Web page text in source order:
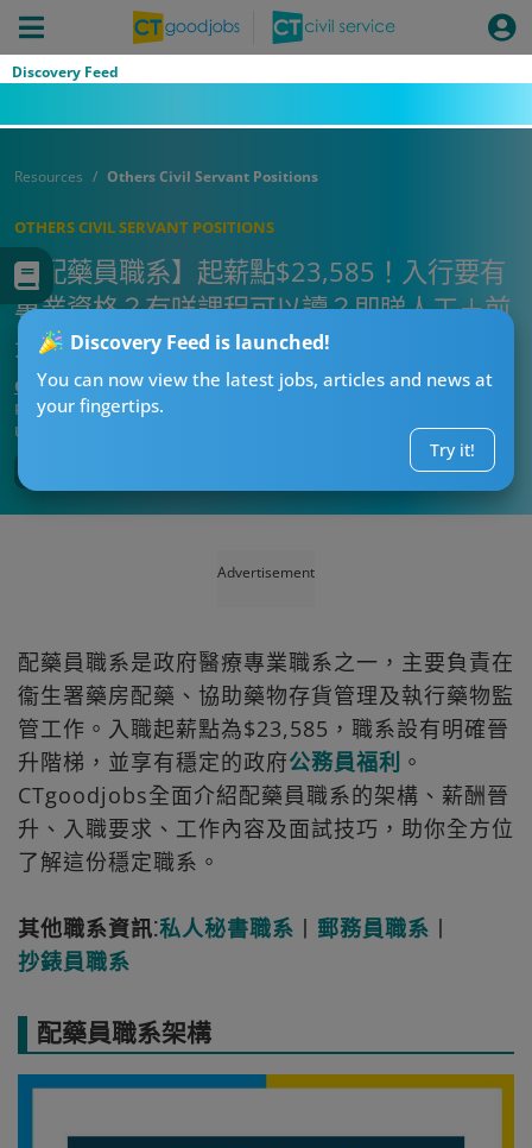
Discovery Feed
Discovery Feed is launched!
You can now view the latest jobs, articles and news at
your fingertips.
Try it!
Resources Others Civil Servant Positions
OTHERS CIVIL SERVANT POSITIONS
【配藥員職系】起薪點$23,585！入行要有
專業資格？有咩課程可以讀？即睇人工＋前
景＋工作內容懶人包！
CTgoodjobs’ Editor
Published:2026-07-28 04:04
Updated:
Advertisement
配藥員職系是政府醫療專業職系之一，主要負責在
衞生署藥房配藥、協助藥物存貨管理及執行藥物監
管工作。入職起薪點為$23,585，職系設有明確晉
升階梯，並享有穩定的政府公務員福利 。
CTgoodjobs全面介紹配藥員職系的架構、薪酬晉
升、入職要求、工作內容及面試技巧，助你全方位
了解這份穩定職系。
其他職系資訊⁚私人秘書職系 丨 郵務員職系 丨
抄錶員職系
配藥員職系架構